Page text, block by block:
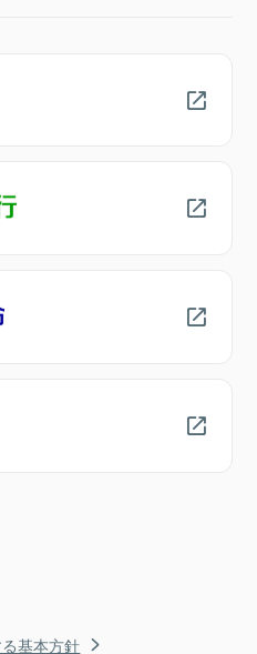
基本方針